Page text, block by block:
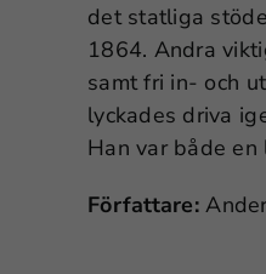
det statliga
1864. Andra
samt fri in- och
lyckades driva
Han var både
Författare: